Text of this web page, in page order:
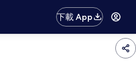
下載 App